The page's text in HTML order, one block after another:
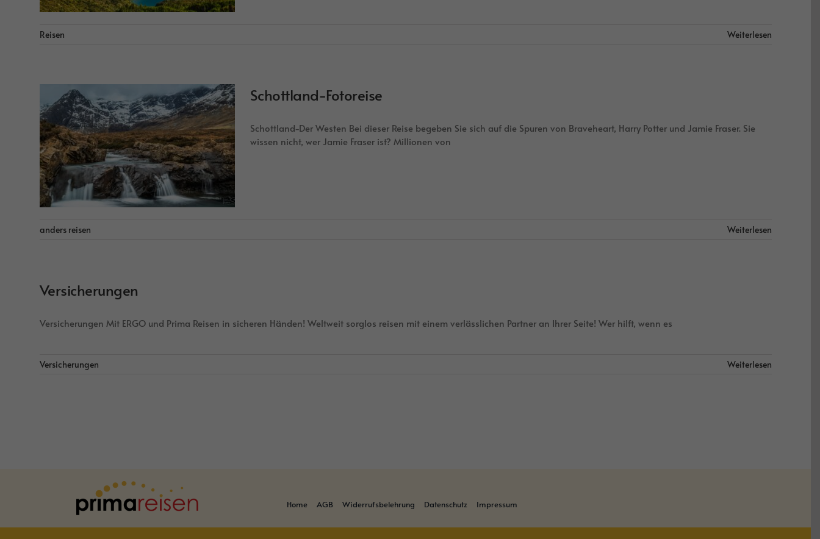
Reisen Weiterlesen
Schottland-Fotoreise
Schottland-Der Westen Bei dieser Reise begeben Sie sich auf die Spuren von Braveheart, Harry Potter und Jamie Fraser. Sie
wissen nicht, wer Jamie Fraser ist? Millionen von
anders reisen Weiterlesen
Versicherungen
Versicherungen Mit ERGO und Prima Reisen in sicheren Händen! Weltweit sorglos reisen mit einem verlässlichen Partner an Ihrer Seite! Wer hilft, wenn es
Versicherungen Weiterlesen
Home AGB Widerrufsbelehrung Datenschutz Impressum